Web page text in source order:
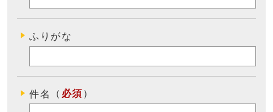
ふりがな
件名 （ 必須 ）